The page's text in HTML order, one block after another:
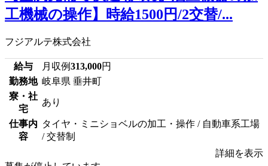
工機械の操作】時給1500円/2交替/...
フジアルテ株式会社
給与 月収例313,000円
勤務地 岐阜県 垂井町
寮・社
宅
あり
仕事内
容
タイヤ・ミニショベルの加工・操作 / 自動車系工場
/ 交替制
詳細を表示